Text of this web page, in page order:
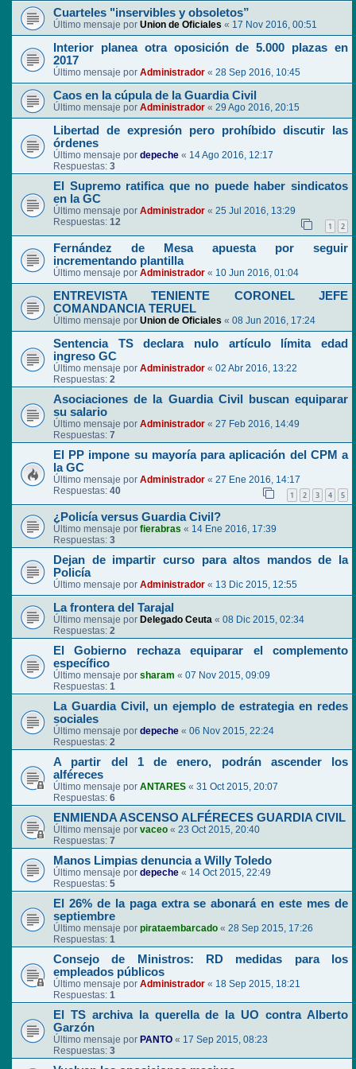
Cuarteles "inservibles y obsoletos”
Último mensaje por Union de Oficiales « 17 Nov 2016, 00:51
Interior planea otra oposición de 5.000 plazas en
2017
Último mensaje por Administrador « 28 Sep 2016, 10:45
Caos en la cúpula de la Guardia Civil
Último mensaje por Administrador « 29 Ago 2016, 20:15
Libertad de expresión pero prohíbido discutir las
órdenes
Último mensaje por depeche « 14 Ago 2016, 12:17
Respuestas: 3
El Supremo ratifica que no puede haber sindicatos
en la GC
Último mensaje por Administrador « 25 Jul 2016, 13:29
Respuestas: 12 1 2
Fernández de Mesa apuesta por seguir
incrementando plantilla
Último mensaje por Administrador « 10 Jun 2016, 01:04
ENTREVISTA TENIENTE CORONEL JEFE
COMANDANCIA TERUEL
Último mensaje por Union de Oficiales « 08 Jun 2016, 17:24
Sentencia TS declara nulo artículo límita edad
ingreso GC
Último mensaje por Administrador « 02 Abr 2016, 13:22
Respuestas: 2
Asociaciones de la Guardia Civil buscan equiparar
su salario
Último mensaje por Administrador « 27 Feb 2016, 14:49
Respuestas: 7
El PP impone su mayoría para aplicación del CPM a
la GC
Último mensaje por Administrador « 27 Ene 2016, 14:17
Respuestas: 40 1 2 3 4 5
¿Policía versus Guardia Civil?
Último mensaje por fierabras « 14 Ene 2016, 17:39
Respuestas: 3
Dejan de impartir curso para altos mandos de la
Policía
Último mensaje por Administrador « 13 Dic 2015, 12:55
La frontera del Tarajal
Último mensaje por Delegado Ceuta « 08 Dic 2015, 02:34
Respuestas: 2
El Gobierno rechaza equiparar el complemento
específico
Último mensaje por sharam « 07 Nov 2015, 09:09
Respuestas: 1
La Guardia Civil, un ejemplo de estrategia en redes
sociales
Último mensaje por depeche « 06 Nov 2015, 22:24
Respuestas: 2
A partir del 1 de enero, podrán ascender los
alféreces
Último mensaje por ANTARES « 31 Oct 2015, 20:07
Respuestas: 6
ENMIENDA ASCENSO ALFÉRECES GUARDIA CIVIL
Último mensaje por vaceo « 23 Oct 2015, 20:40
Respuestas: 7
Manos Limpias denuncia a Willy Toledo
Último mensaje por depeche « 14 Oct 2015, 22:49
Respuestas: 5
El 26% de la paga extra se abonará en este mes de
septiembre
Último mensaje por pirataembarcado « 28 Sep 2015, 17:26
Respuestas: 1
Consejo de Ministros: RD medidas para los
empleados públicos
Último mensaje por Administrador « 18 Sep 2015, 18:21
Respuestas: 1
El TS archiva la querella de la UO contra Alberto
Garzón
Último mensaje por PANTO « 17 Sep 2015, 08:23
Respuestas: 3